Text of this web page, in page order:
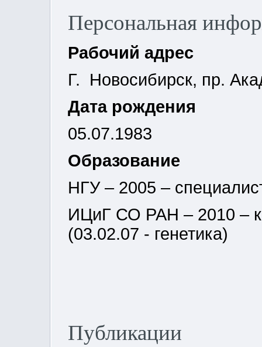
Персональная
Рабочий адрес
Г. Новосибирск, пр.
Дата рождения
05.07.1983
Образование
НГУ – 2005 –
ИЦиГ СО РАН – 2010 –
(03.02.07 - генетика)
Публикации